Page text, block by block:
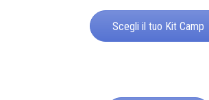
Scegli il tuo Kit Camp